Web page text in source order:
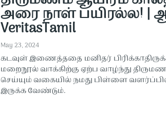
அரை நாள் பயிரல்ல! |
VeritasTamil
May 23, 2024
கடவுள் இணைத்ததை மனிதர்
மறைநூல் வாக்கிற்கு ஏற்ப வாழ்ந்து
செய்யும் வகையில் நமது பிள்ளை
இருக்க வேண்டும்.